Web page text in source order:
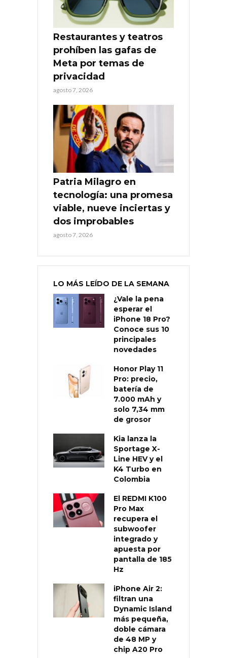
Restaurantes y teatros
prohíben las gafas de
Meta por temas de
privacidad
agosto 7, 2026
Patria Milagro en
tecnología: una promesa
viable, nueve inciertas y
dos improbables
agosto 7, 2026
LO MÁS LEÍDO DE LA SEMANA
¿Vale la pena
esperar el
iPhone 18 Pro?
Conoce sus 10
principales
novedades
Honor Play 11
Pro: precio,
batería de
7.000 mAh y
solo 7,34 mm
de grosor
Kia lanza la
Sportage X-
Line HEV y el
K4 Turbo en
Colombia
El REDMI K100
Pro Max
recupera el
subwoofer
integrado y
apuesta por
pantalla de 185
Hz
iPhone Air 2:
filtran una
Dynamic Island
más pequeña,
doble cámara
de 48 MP y
chip A20 Pro